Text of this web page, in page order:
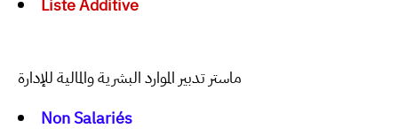
Liste Additive
ماستر تدبیر الموارد البشریة والمالیة للإدارة
Non Salariés